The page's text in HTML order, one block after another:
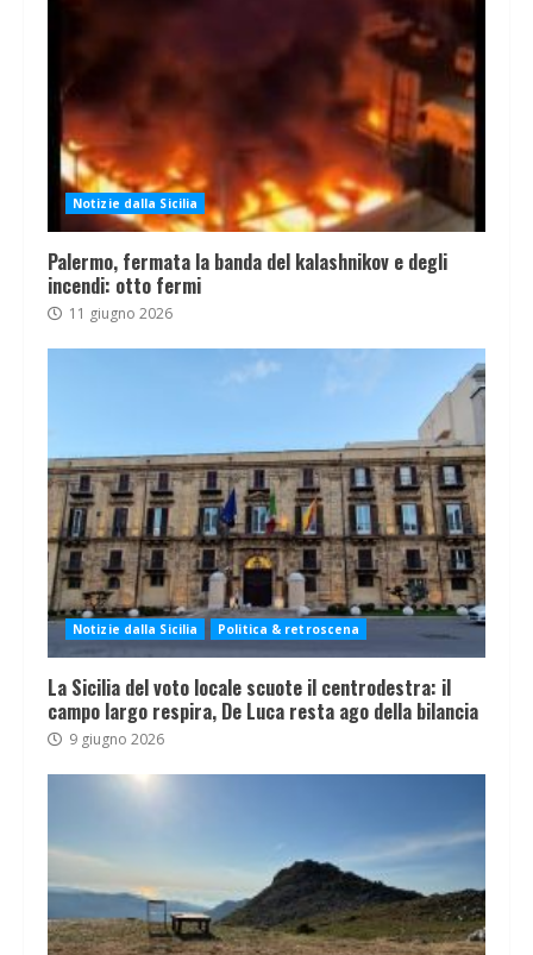
Notizie dalla Sicilia
Palermo, fermata la banda del kalashnikov e degli
incendi: otto fermi
11 giugno 2026
Notizie dalla Sicilia Politica & retroscena
La Sicilia del voto locale scuote il centrodestra: il
campo largo respira, De Luca resta ago della bilancia
9 giugno 2026